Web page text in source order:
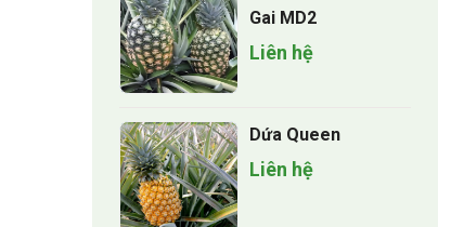
Gai MD2
Liên hệ
Dứa Queen
Liên hệ